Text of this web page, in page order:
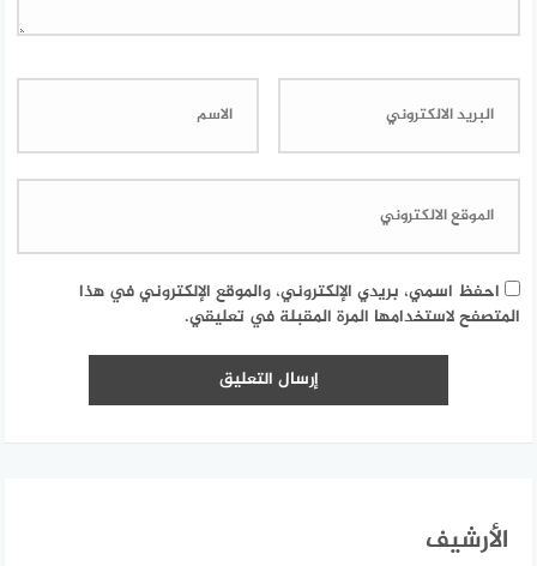
احفظ اسمي، بريدي الإلكتروني، والموقع الإلكتروني في هذا
المتصفح لاستخدامها المرة المقبلة في تعليقي.
الأرشيف